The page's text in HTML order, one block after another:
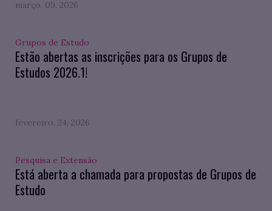
março. 09, 2026
Grupos de Estudo
Estão abertas as inscrições para os Grupos de
Estudos 2026.1!
fevereiro. 24, 2026
Pesquisa e Extensão
Está aberta a chamada para propostas de Grupos de
Estudo